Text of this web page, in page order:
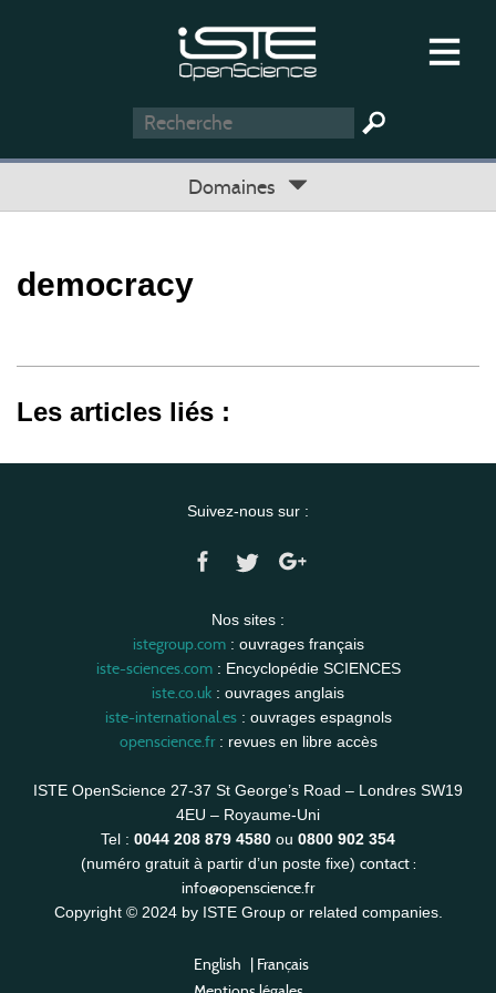
Domaines
democracy
Les articles liés :
Suivez-nous sur :
Nos sites :
istegroup.com: ouvrages français
iste-sciences.com: Encyclopédie SCIENCES
iste.co.uk : ouvrages anglais
iste-international.es: ouvrages espagnols
openscience.fr: revues en libre accès
ISTE OpenScience 27-37 St George’s Road – Londres SW19
4EU – Royaume-Uni
Tel : 0044 208 879 4580 ou 0800 902 354
(numéro gratuit à partir d’un poste fixe) contact :
info@openscience.fr
Copyright © 2024 by ISTE Group or related companies.
English | Français